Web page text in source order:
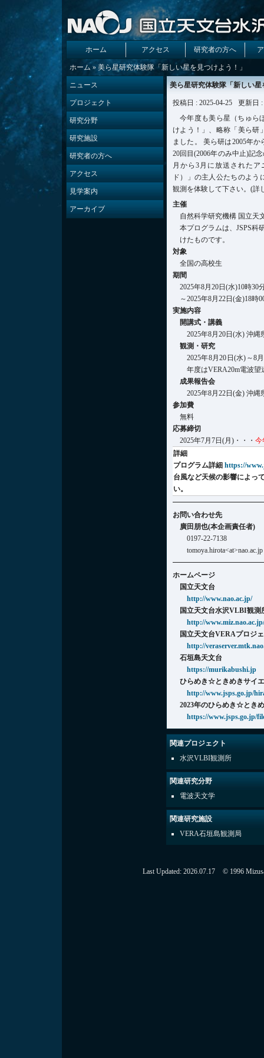
ホーム アクセス 研究者の方へ
ホーム » 美ら星研究体験隊「新しい星を見つけよう！」
ニュース
プロジェクト
研究分野
研究施設
研究者の方へ
アクセス
見学案内
アーカイブ
美ら星研究体験隊「新しい
投稿日 : 2025-04-25
更新日 :
今年度も美ら星（ちゅら
けよう！」、略称「美ら研
ました。 美ら研は2005年
20回目(2006年のみ中止)記
月から3月に放送された
ド）」の主人公たちのよ
観測を体験して下さい。(詳
主催
自然科学研究機構 国立天
本プログラムは、JSPS科
けたものです。
対象
全国の高校生
期間
2025年8月20日(水)10時30
～2025年8月22日(金)18時
実施内容
開講式・講義
2025年8月20日(水) 沖
観測・研究
2025年8月20日(水)～8
年度はVERA20m電波
成果報告会
2025年8月22日(金) 沖
参加費
無料
応募締切
2025年7月7日(月)・・・ 今
詳細
プログラム詳細 https://
台風など天候の影響によっ
い。
お問い合わせ先
廣田朋也(本企画責任者)
0197-22-7138
tomoya.hirota<at>nao.ac.jp
ホームページ
国立天文台
http://www.nao.ac.jp/
国立天文台水沢VLBI観測
http://www.miz.nao.ac.jp/
国立天文台VERAプロジ
http://
石垣島天文台
https://murikabushi.jp
ひらめき☆ときめきサイ
http://www.jsps.go.jp/
2023年のひらめき☆とき
https://www.jsps.go.jp/
関連プロジェクト
水沢VLBI観測所
関連研究分野
電波天文学
関連研究施設
VERA石垣島観測局
Last Updated: 2026.07.17 © 1996